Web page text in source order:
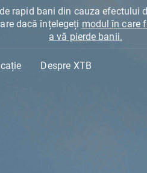
rapid bani din cauza efectului
dacă înțelegeți modul în care
a vă pierde banii.
Despre XTB